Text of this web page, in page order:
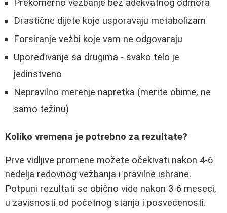
Prekomerno vežbanje bez adekvatnog odmora
Drastične dijete koje usporavaju metabolizam
Forsiranje vežbi koje vam ne odgovaraju
Upoređivanje sa drugima - svako telo je
jedinstveno
Nepravilno merenje napretka (merite obime, ne
samo težinu)
Koliko vremena je potrebno za rezultate?
Prve vidljive promene možete očekivati nakon 4-6
nedelja redovnog vežbanja i pravilne ishrane.
Potpuni rezultati se obično vide nakon 3-6 meseci,
u zavisnosti od početnog stanja i posvećenosti.